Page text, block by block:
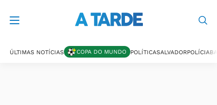
ÚLTIMAS NOTÍCIAS COPA DO MUNDO POLÍTICASALVADORPOLÍCIA